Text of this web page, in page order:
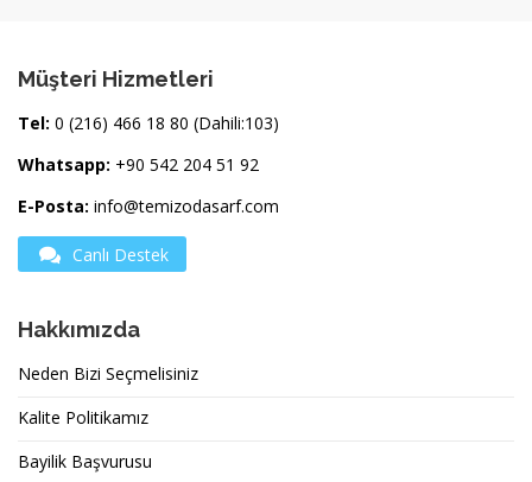
Müşteri Hizmetleri
Tel: 0 (216) 466 18 80 (Dahili:103)
Whatsapp: +90 542 204 51 92
E-Posta: info@temizodasarf.com
Canlı Destek
Hakkımızda
Neden Bizi Seçmelisiniz
Kalite Politikamız
Bayilik Başvurusu